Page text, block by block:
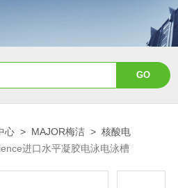
心 > MAJOR梅洁 >核酸电
进口水平凝胶电泳电泳槽